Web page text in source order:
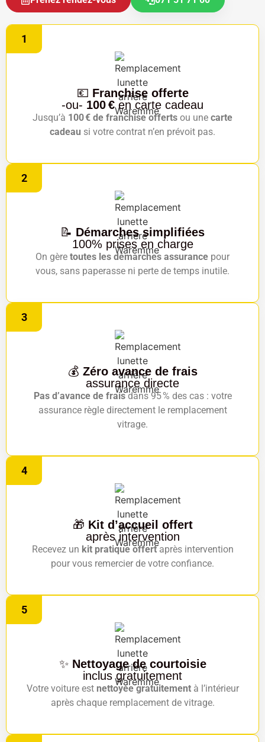
1
💶 Franchise offerte
-ou- 100 €en carte cadeau
Jusqu’à 100 € de franchise offerts ou une carte
cadeau si votre contrat n’en prévoit pas.
2
📝 Démarches simplifiées
100% prises en charge
On gère toutes les démarches assurance pour
vous, sans paperasse ni perte de temps inutile.
3
💰 Zéro avance de frais
assurance directe
Pas d’avance de fraisdans 95 % des cas : votre
assurance règle directement le remplacement
vitrage.
4
🎁 Kit d’accueil offert
après intervention
Recevez un kit pratique offertaprès intervention
pour vous remercier de votre confiance.
5
✨ Nettoyage de courtoisie
inclus gratuitement
Votre voiture est nettoyée gratuitementà l’intérieur
après chaque remplacement de vitrage.